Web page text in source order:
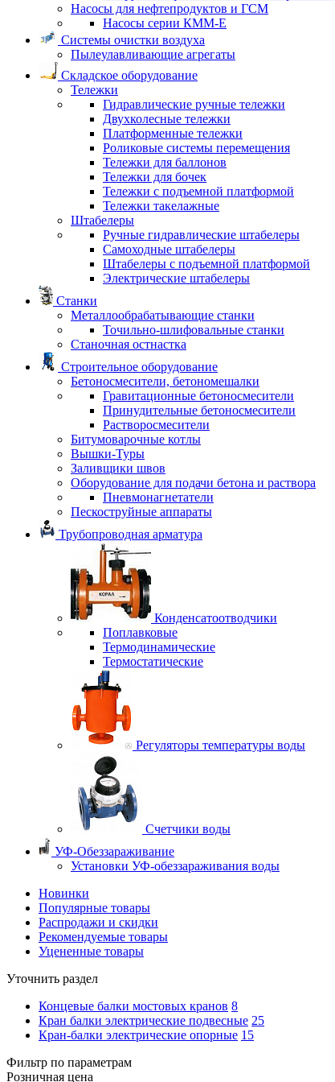
Насосы для нефтепродуктов и ГСМ
Насосы серии КММ-Е
Системы очистки воздуха
Пылеулавливающие агрегаты
Складское оборудование
Тележки
Гидравлические ручные тележки
Двухколесные тележки
Платформенные тележки
Роликовые системы перемещения
Тележки для баллонов
Тележки для бочек
Тележки с подъемной платформой
Тележки такелажные
Штабелеры
Ручные гидравлические штабелеры
Самоходные штабелеры
Штабелеры с подъемной платформой
Электрические штабелеры
Станки
Металлообрабатывающие станки
Точильно-шлифовальные станки
Станочная остнастка
Строительное оборудование
Бетоносмесители, бетономешалки
Гравитационные бетоносмесители
Принудительные бетоносмесители
Растворосмесители
Битумоварочные котлы
Вышки-Туры
Заливщики швов
Оборудование для подачи бетона и раствора
Пневмонагнетатели
Пескоструйные аппараты
Трубопроводная арматура
Конденсатоотводчики
Поплавковые
Термодинамические
Термостатические
Регуляторы температуры воды
Счетчики воды
УФ-Обеззараживание
Установки УФ-обеззараживания воды
Новинки
Популярные товары
Распродажи и скидки
Рекомендуемые товары
Уцененные товары
Уточнить раздел
Концевые балки мостовых кранов 8
Кран балки электрические подвесные 25
Кран-балки электрические опорные 15
Фильтр по параметрам
Розничная цена